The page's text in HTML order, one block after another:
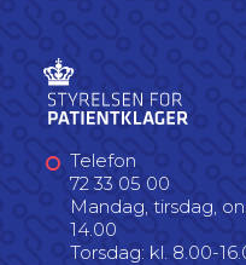
Telefon
72 33 05 00
Mandag, tirsdag,
14.00
Torsdag: kl. 8.00-